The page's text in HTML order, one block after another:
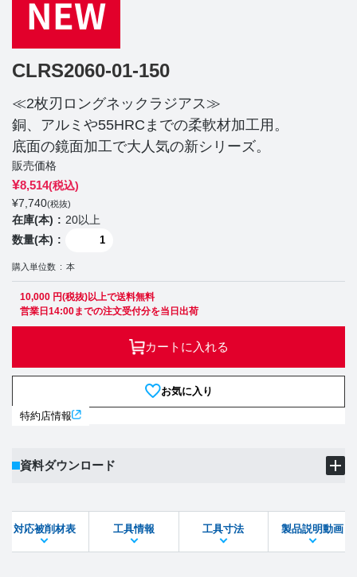
CLRS2060-01-150
≪2枚刃ロングネックラジアス≫
銅、アルミや55HRCまでの柔軟材加工用。
底面の鏡面加工で大人気の新シリーズ。
販売価格
¥8,514(税込)
¥7,740(税抜)
在庫(本)
20以上
数量(本)
購入単位数 本
10,000 円(税抜)以上で送料無料
営業日14:00までの注文受付分を当日出荷
カートに入れる
お気に入り
特約店情報
資料ダウンロード
STEPファイル DXFファイル
対応被削材表 工具情報 工具寸法 製品説明動画